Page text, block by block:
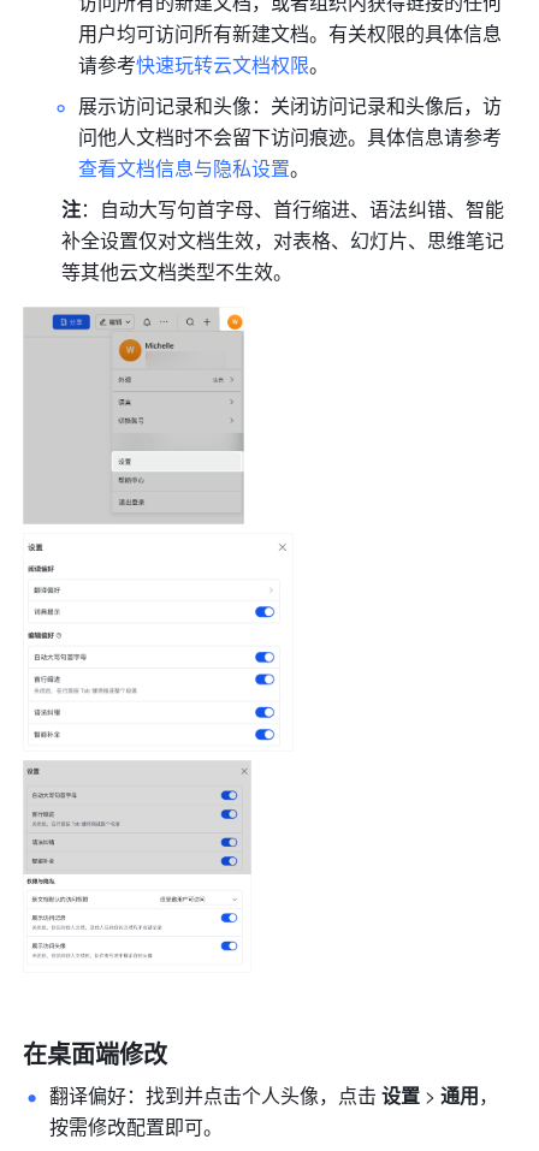
用户均可访问所有新建文档。有关权限的具体信息
请参考快速玩转云文档权限。
展示访问记录和头像：关闭访问记录和头像后，访
问他人文档时不会留下访问痕迹。具体信息请参考
查看文档信息与隐私设置。
注：自动大写句首字母、首行缩进、语法纠错、智能
补全设置仅对文档生效，对表格、幻灯片、思维笔记
等其他云文档类型不生效。
在桌面端修改
翻译偏好：找到并点击个人头像，点击 设置 > 通用，
按需修改配置即可。